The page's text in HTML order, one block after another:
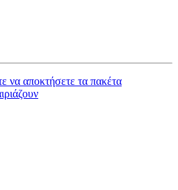
να αποκτήσετε τα πακέτα